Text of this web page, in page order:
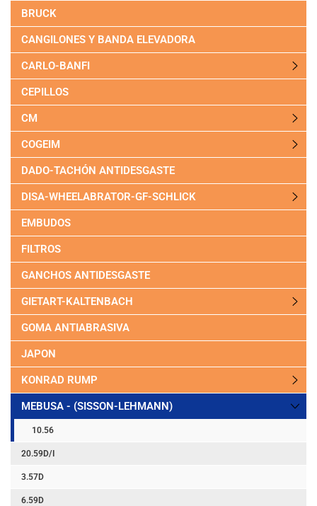
BRUCK
CANGILONES Y BANDA ELEVADORA
CARLO-BANFI
CEPILLOS
CM
COGEIM
DADO-TACHÓN ANTIDESGASTE
DISA-WHEELABRATOR-GF-SCHLICK
EMBUDOS
FILTROS
GANCHOS ANTIDESGASTE
GIETART-KALTENBACH
GOMA ANTIABRASIVA
JAPON
KONRAD RUMP
MEBUSA - (SISSON-LEHMANN)
10.56
20.59D/I
3.57D
6.59D